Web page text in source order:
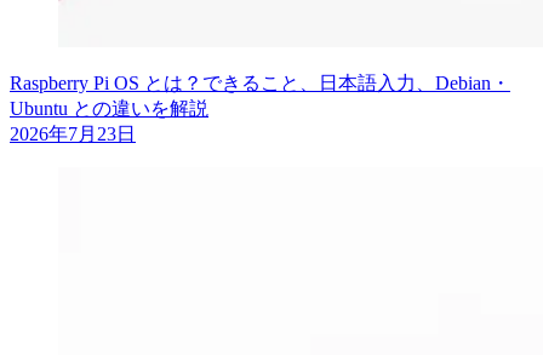
Raspberry Pi OS とは？できること、日本語入力、Debian・
Ubuntu との違いを解説
2026年7月23日